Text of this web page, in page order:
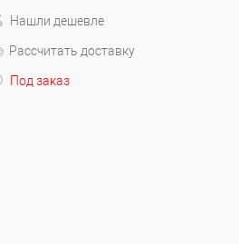
Нашли дешевле
Рассчитать доставку
Под заказ